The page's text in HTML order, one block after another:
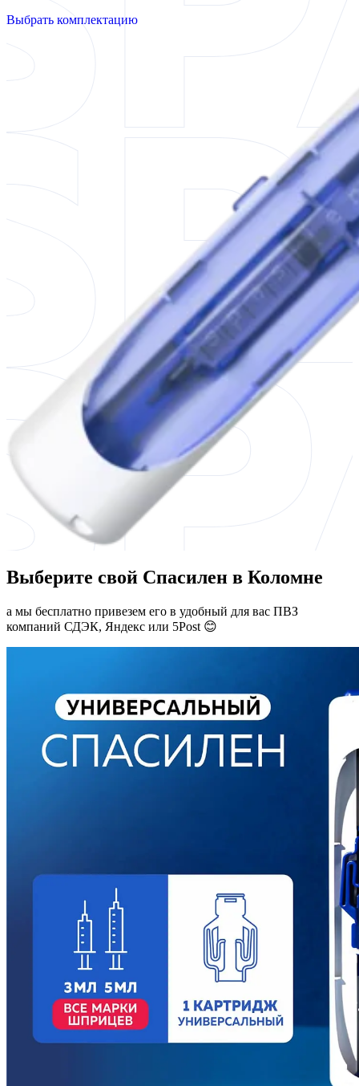
Выбрать комплектацию
Выберите свой Спасилен в Коломне
а мы бесплатно привезем его в удобный для вас ПВЗ
компаний СДЭК, Яндекс или 5Post 😊